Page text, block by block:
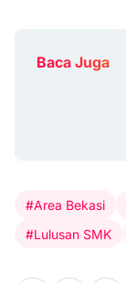
Baca Juga
#Area Bekasi
#Lulusan SMK